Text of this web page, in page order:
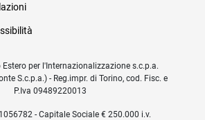
per l'Internazionalizzazione s.c.p.a.
S.c.p.a.) - Reg.impr. di Torino, cod. Fisc. e
P.Iva 09489220013
1056782 - Capitale Sociale € 250.000 i.v.